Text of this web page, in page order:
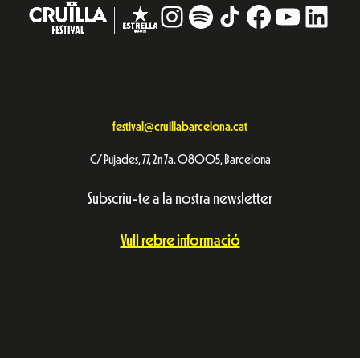
Instagram
# TikTokFacebook
festival@cruillabarcelona.cat
C/ Pujades, 77, 2n 7a. 08005, Barcelona
Subscriu-te a la nostra newsletter
Vull rebre informació